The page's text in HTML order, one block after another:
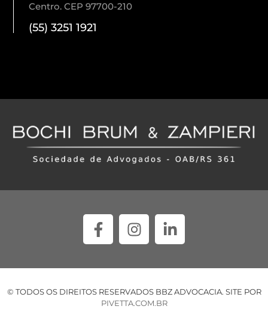
Centro. CEP 97700-210
(55) 3251 1921
© TODOS OS DIREITOS RESERVADOS BBZ ADVOCACIA. SITE POR
PIVETTA.COM.BR